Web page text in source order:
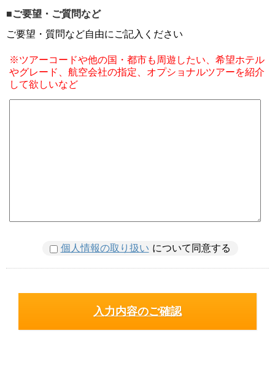
■ご要望・ご質問など
ご要望・質問など自由にご記入ください
※ツアーコードや他の国・都市も周遊したい、希望ホテル
やグレード、航空会社の指定、オプショナルツアーを紹介
して欲しいなど
個人情報の取り扱い について同意する